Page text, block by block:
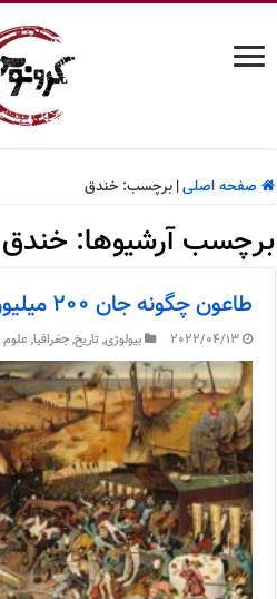
صفحه اصلی| برچسب:خندق
برچسب آرشیوها:خندق
طاعون چگونه جان ۲۰۰ میلیون نفر را گرفت؟
2022/04/13 بیولوژی, تاریخ,جغرافیا,علوم